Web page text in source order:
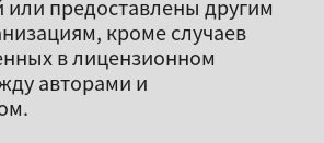
или предоставлены другим
кроме случаев
в лицензионном
авторами и